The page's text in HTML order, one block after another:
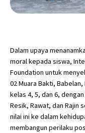
Dalam upaya
moral kepada siswa,
Foundation untuk
02 Muara Bakti,
kelas 4, 5, dan 6,
Resik, Rawat, dan Rajin
nilai ini ke dalam
membangun perilaku